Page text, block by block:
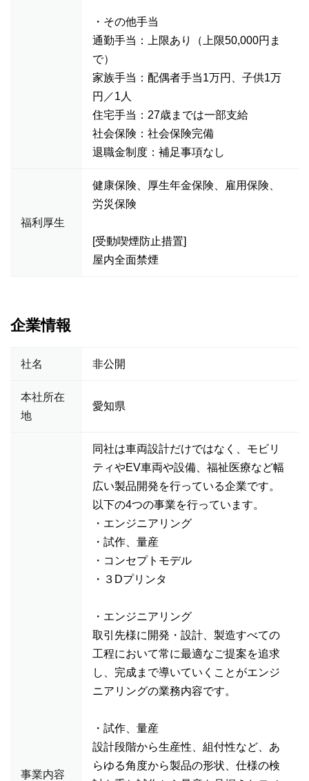
・その他手当
通勤手当：上限あり（上限50,000円ま
で）
家族手当：配偶者手当1万円、子供1万
円／1人
住宅手当：27歳までは一部支給
社会保険：社会保険完備
退職金制度：補足事項なし
福利厚生
健康保険、厚生年金保険、雇用保険、
労災保険
[受動喫煙防止措置]
屋内全面禁煙
企業情報
社名 非公開
本社所在
地
愛知県
事業内容
同社は車両設計だけではなく、モビリ
ティやEV車両や設備、福祉医療など幅
広い製品開発を行っている企業です。
以下の4つの事業を行っています。
・エンジニアリング
・試作、量産
・コンセプトモデル
・３Dプリンタ
・エンジニアリング
取引先様に開発・設計、製造すべての
工程において常に最適なご提案を追求
し、完成まで導いていくことがエンジ
ニアリングの業務内容です。
・試作、量産
設計段階から生産性、組付性など、あ
らゆる角度から製品の形状、仕様の検